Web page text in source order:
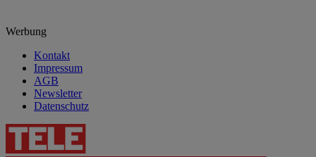
Werbung
Kontakt
Impressum
AGB
Newsletter
Datenschutz